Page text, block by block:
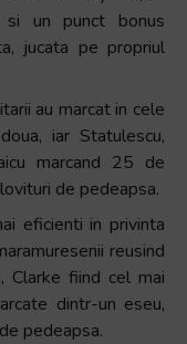
si un punct bonus
jucata pe propriul
au marcat in cele
iar Statulescu,
marcand 25 de
de pedeapsa.
eficienti in privinta
reusind
Clarke fiind cel mai
dintr-un eseu,
pedeapsa.